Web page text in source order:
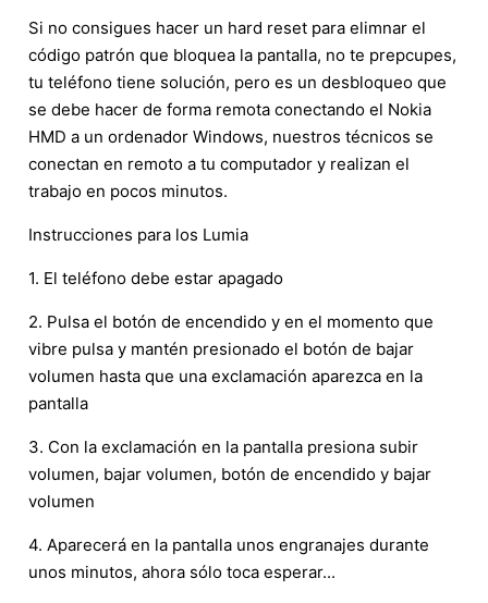
Si no consigues hacer un hard reset para elimnar el
código patrón que bloquea la pantalla, no te prepcupes,
tu teléfono tiene solución, pero es un desbloqueo que
se debe hacer de forma remota conectando el Nokia
HMD a un ordenador Windows, nuestros técnicos se
conectan en remoto a tu computador y realizan el
trabajo en pocos minutos.
Instrucciones para los Lumia
1. El teléfono debe estar apagado
2. Pulsa el botón de encendido y en el momento que
vibre pulsa y mantén presionado el botón de bajar
volumen hasta que una exclamación aparezca en la
pantalla
3. Con la exclamación en la pantalla presiona subir
volumen, bajar volumen, botón de encendido y bajar
volumen
4. Aparecerá en la pantalla unos engranajes durante
unos minutos, ahora sólo toca esperar...